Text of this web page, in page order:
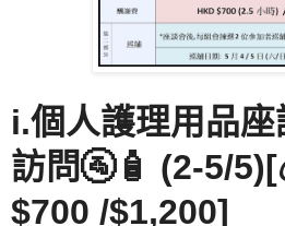
i.個人護理用品
訪問🚰🧴 (2-5/
$700 /$1,200]